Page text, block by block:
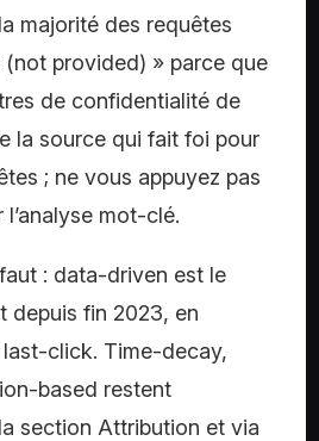
majorité des requêtes
(not provided) » parce que
de confidentialité de
la source qui fait foi pour
; ne vous appuyez pas
mot-clé.
: data-driven est le
depuis fin 2023, en
click. Time-decay,
based restent
section Attribution et via